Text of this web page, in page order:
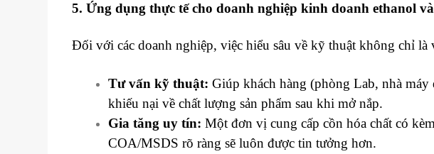
5. Ứng dụng thực tế cho doanh nghiệp kinh doanh ethanol
Đối với các doanh nghiệp, việc hiểu sâu về kỹ thuật không chỉ
Tư vấn kỹ thuật: Giúp khách hàng (phòng Lab, nhà máy
khiếu nại về chất lượng sản phẩm sau khi mở nắp.
Gia tăng uy tín: Một đơn vị cung cấp cồn hóa chất có
COA/MSDS rõ ràng sẽ luôn được tin tưởng hơn.